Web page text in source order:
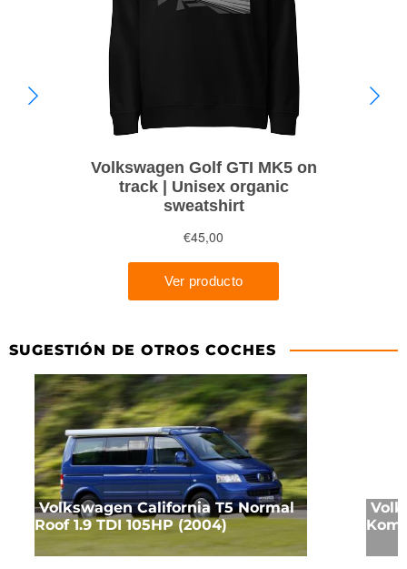
SUGESTIÓN DE OTROS COCHES
Volkswagen California T5 Normal
Roof 1.9 TDI 105HP (2004)